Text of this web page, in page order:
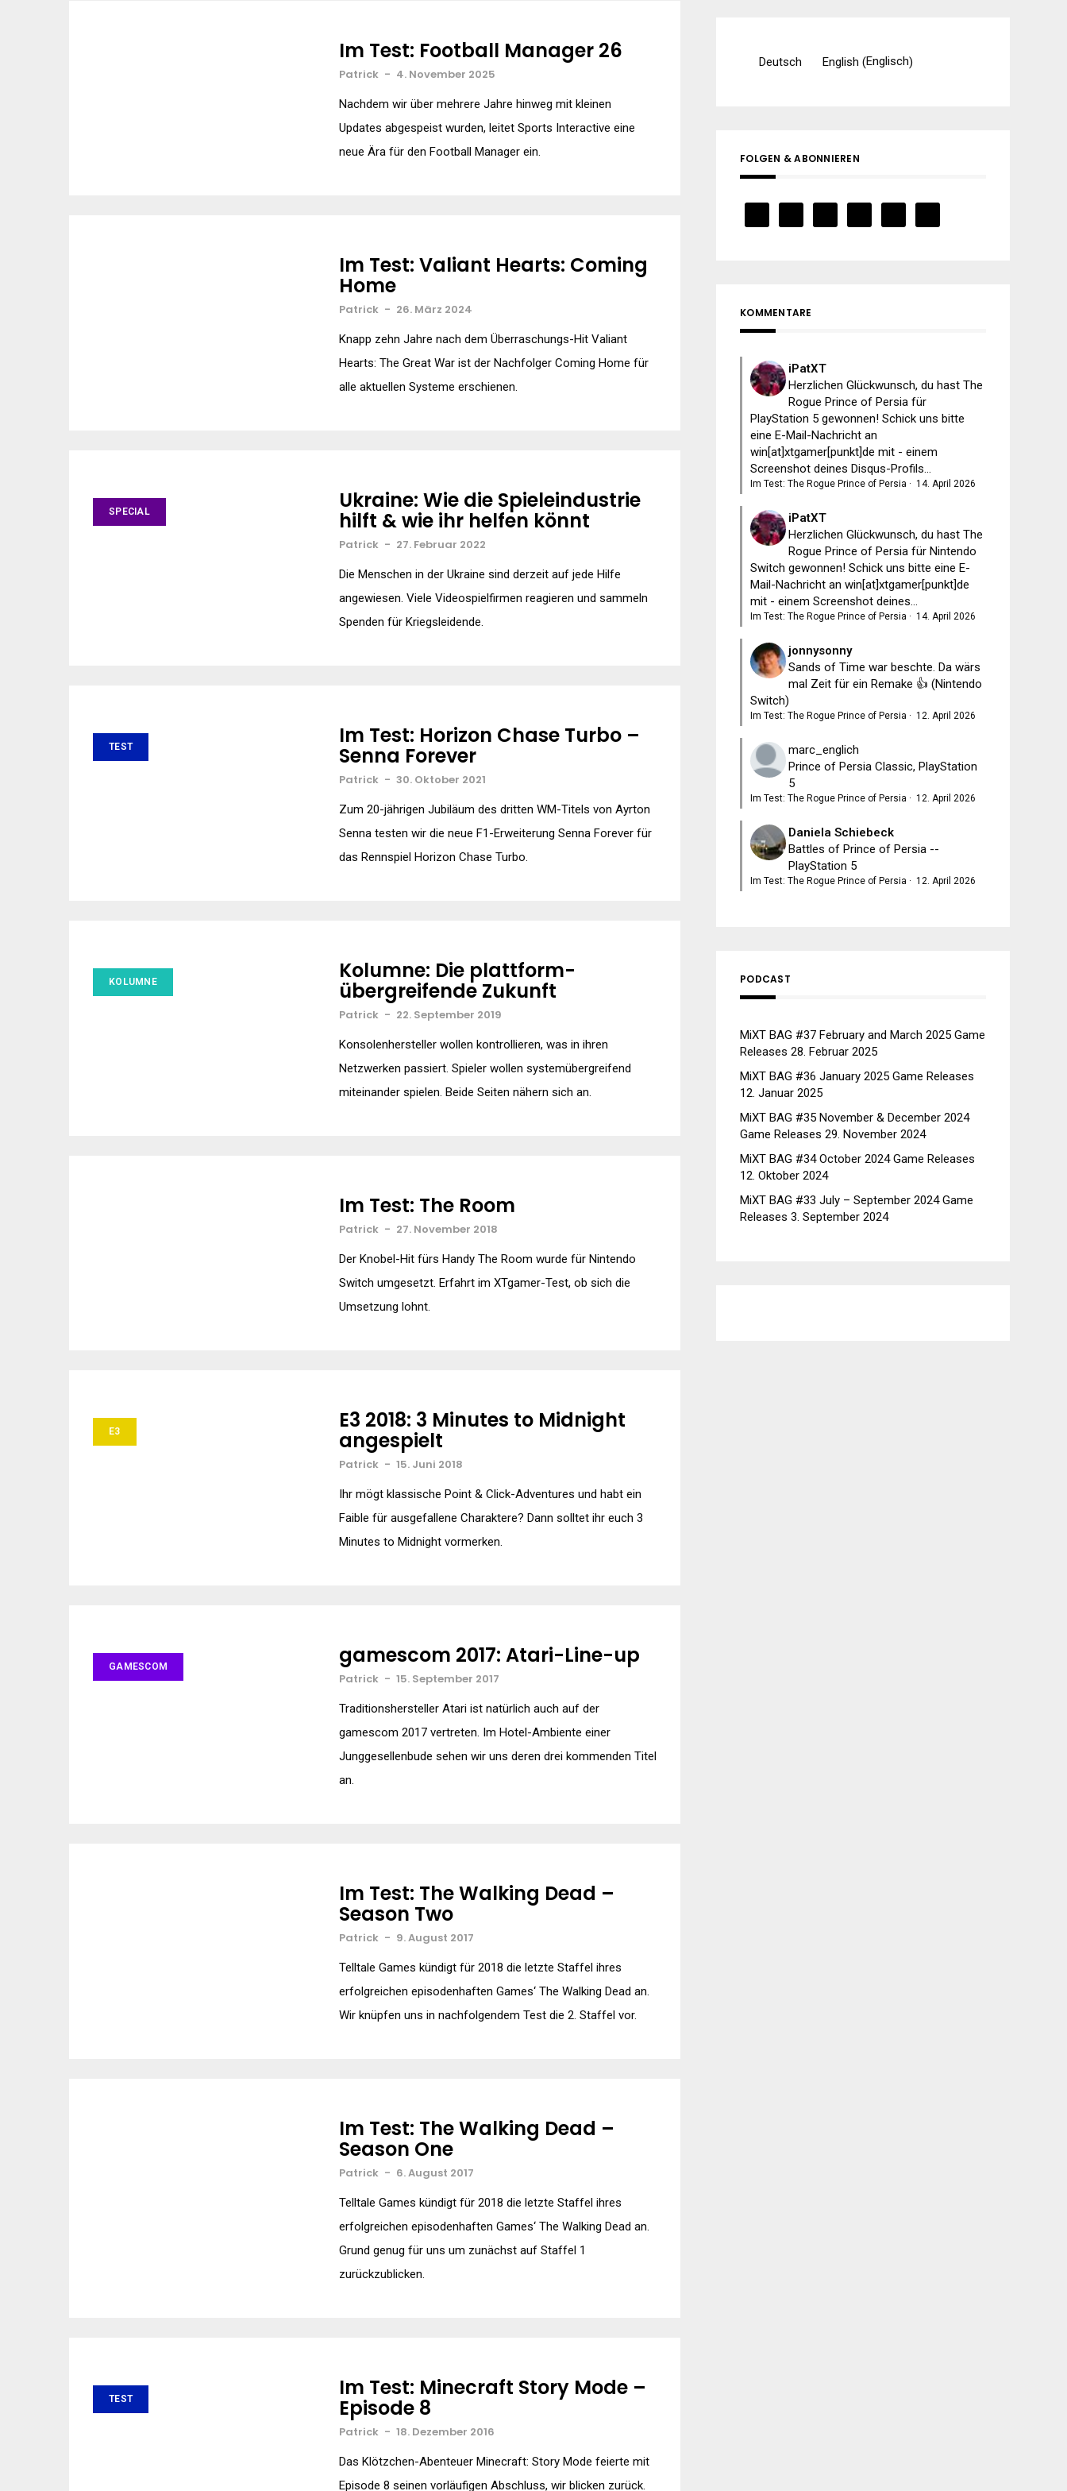
Im Test: Football Manager 26
Patrick - 4. November 2025
Nachdem wir über mehrere Jahre hinweg mit kleinen
Updates abgespeist wurden, leitet Sports Interactive eine
neue Ära für den Football Manager ein.
Im Test: Valiant Hearts: Coming
Home
Patrick - 26. März 2024
Knapp zehn Jahre nach dem Überraschungs-Hit Valiant
Hearts: The Great War ist der Nachfolger Coming Home für
alle aktuellen Systeme erschienen.
SPECIAL Ukraine: Wie die Spieleindustrie
hilft & wie ihr helfen könnt
Patrick - 27. Februar 2022
Die Menschen in der Ukraine sind derzeit auf jede Hilfe
angewiesen. Viele Videospielfirmen reagieren und sammeln
Spenden für Kriegsleidende.
TEST Im Test: Horizon Chase Turbo –
Senna Forever
Patrick - 30. Oktober 2021
Zum 20-jährigen Jubiläum des dritten WM-Titels von Ayrton
Senna testen wir die neue F1-Erweiterung Senna Forever für
das Rennspiel Horizon Chase Turbo.
KOLUMNE Kolumne: Die plattform-
übergreifende Zukunft
Patrick - 22. September 2019
Konsolenhersteller wollen kontrollieren, was in ihren
Netzwerken passiert. Spieler wollen systemübergreifend
miteinander spielen. Beide Seiten nähern sich an.
Im Test: The Room
Patrick - 27. November 2018
Der Knobel-Hit fürs Handy The Room wurde für Nintendo
Switch umgesetzt. Erfahrt im XTgamer-Test, ob sich die
Umsetzung lohnt.
E3 E3 2018: 3 Minutes to Midnight
angespielt
Patrick - 15. Juni 2018
Ihr mögt klassische Point & Click-Adventures und habt ein
Faible für ausgefallene Charaktere? Dann solltet ihr euch 3
Minutes to Midnight vormerken.
GAMESCOM gamescom 2017: Atari-Line-up
Patrick - 15. September 2017
Traditionshersteller Atari ist natürlich auch auf der
gamescom 2017 vertreten. Im Hotel-Ambiente einer
Junggesellenbude sehen wir uns deren drei kommenden Titel
an.
Im Test: The Walking Dead –
Season Two
Patrick - 9. August 2017
Telltale Games kündigt für 2018 die letzte Staffel ihres
erfolgreichen episodenhaften Games‘ The Walking Dead an.
Wir knüpfen uns in nachfolgendem Test die 2. Staffel vor.
Im Test: The Walking Dead –
Season One
Patrick - 6. August 2017
Telltale Games kündigt für 2018 die letzte Staffel ihres
erfolgreichen episodenhaften Games‘ The Walking Dead an.
Grund genug für uns um zunächst auf Staffel 1
zurückzublicken.
TEST Im Test: Minecraft Story Mode –
Episode 8
Patrick - 18. Dezember 2016
Das Klötzchen-Abenteuer Minecraft: Story Mode feierte mit
Episode 8 seinen vorläufigen Abschluss, wir blicken zurück.
Deutsch English (Englisch)
FOLGEN & ABONNIEREN
KOMMENTARE
iPatXT
Herzlichen Glückwunsch, du hast The
Rogue Prince of Persia für
PlayStation 5 gewonnen! Schick uns bitte
eine E-Mail-Nachricht an
win[at]xtgamer[punkt]de mit - einem
Screenshot deines Disqus-Profils...
Im Test: The Rogue Prince of Persia · 14. April 2026
iPatXT
Herzlichen Glückwunsch, du hast The
Rogue Prince of Persia für Nintendo
Switch gewonnen! Schick uns bitte eine E-
Mail-Nachricht an win[at]xtgamer[punkt]de
mit - einem Screenshot deines...
Im Test: The Rogue Prince of Persia · 14. April 2026
jonnysonny
Sands of Time war beschte. Da wärs
mal Zeit für ein Remake 👍 (Nintendo
Switch)
Im Test: The Rogue Prince of Persia · 12. April 2026
marc_englich
Prince of Persia Classic, PlayStation
5
Im Test: The Rogue Prince of Persia · 12. April 2026
Daniela Schiebeck
Battles of Prince of Persia --
PlayStation 5
Im Test: The Rogue Prince of Persia · 12. April 2026
PODCAST
MiXT BAG #37 February and March 2025 Game
Releases 28. Februar 2025
MiXT BAG #36 January 2025 Game Releases
12. Januar 2025
MiXT BAG #35 November & December 2024
Game Releases 29. November 2024
MiXT BAG #34 October 2024 Game Releases
12. Oktober 2024
MiXT BAG #33 July – September 2024 Game
Releases 3. September 2024